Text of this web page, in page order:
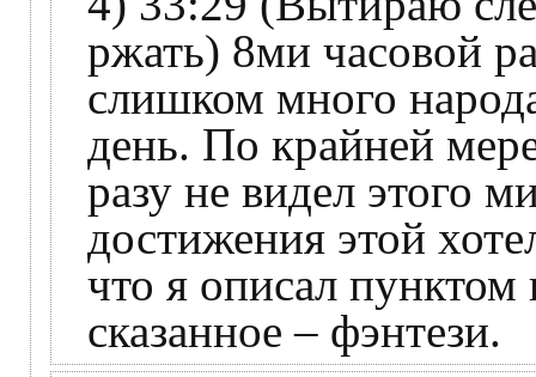
ржать) 8ми часовой
слишком много
день. По крайней
разу не видел этого
достижения этой
что я описал
сказанное – фэнтези.